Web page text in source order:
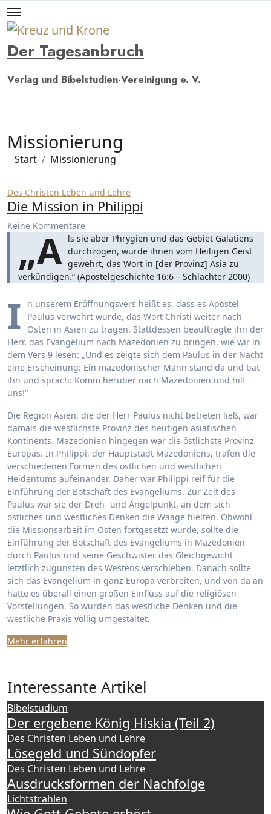
Zum
Inhalt
springen
Der Tagesanbruch
Verlag und Bibelstudien-Vereinigung e. V.
Missionierung
Start Missionierung
Des Christen Leben und Lehre
Die Mission in Philippi
Keine Kommentare
„A
ls sie aber Phrygien und das Gebiet Galatiens
durchzogen, wurde ihnen vom Heiligen Geist
gewehrt, das Wort in [der Provinz] Asia zu
verkündigen.“ (Apostelgeschichte 16:6 – Schlachter 2000)
I
n unserem Eröffnungsvers heißt es, dass es Apostel
Paulus verwehrt wurde, das Wort Christi weiter nach
Osten in Asien zu tragen. Stattdessen beauftragte ihn der
Herr, das Evangelium nach Mazedonien zu bringen, wie wir in
dem Vers 9 lesen: „Und es zeigte sich dem Paulus in der Nacht
eine Erscheinung: Ein mazedonischer Mann stand da und bat
ihn und sprach: Komm herüber nach Mazedonien und hilf
uns!“
Die Region Asien, die der Herr Paulus nicht betreten ließ, war
damals die westlichste Provinz des heutigen asiatischen
Kontinents. Mazedonien hingegen war die östlichste Provinz
Europas. In Philippi, der Hauptstadt Mazedoniens, trafen die
verschiedenen Formen des östlichen und westlichen
Heidentums aufeinander. Daher war Philippi reif für die
Einführung der Botschaft des Evangeliums. Zur Zeit des
Paulus war sie der Dreh- und Angelpunkt, an dem sich
östliches und westliches Denken die Waage hielten. Obwohl
die Missionsarbeit im Osten fortgesetzt wurde, sollte die
Einführung der Botschaft des Evangeliums in Mazedonien
durch Paulus und seine Geschwister das Gleichgewicht
letztlich zugunsten des Westens verschieben. Danach sollte
sich das Evangelium in ganz Europa verbreiten, und von da an
hatte es überall einen großen Einfluss auf die religiösen
Vorstellungen. So wurden das westliche Denken und die
westliche Praxis völlig umgestaltet.
Mehr erfahren
Interessante Artikel
Bibelstudium
Der ergebene König Hiskia (Teil 2)
Des Christen Leben und Lehre
Lösegeld und Sündopfer
Des Christen Leben und Lehre
Ausdrucksformen der Nachfolge
Lichtstrahlen